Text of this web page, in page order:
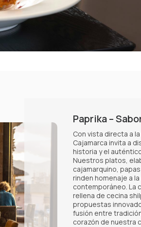
Paprika –
Con vista directa a
Cajamarca invita a
historia y el
Nuestros platos,
cajamarquino,
rinden homenaje a
contemporáneo. La
rellena de cecina
propuestas
fusión entre
corazón de nuestra